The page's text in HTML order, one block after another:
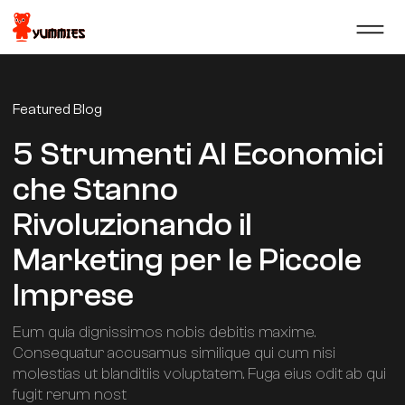
Featured Blog
5 Strumenti AI Economici
che Stanno
Rivoluzionando il
Marketing per le Piccole
Imprese
Eum quia dignissimos nobis debitis maxime.
Consequatur accusamus similique qui cum nisi
molestias ut blanditiis voluptatem. Fuga eius odit ab qui
fugit rerum nost